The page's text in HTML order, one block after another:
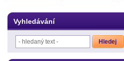
Vyhledávání